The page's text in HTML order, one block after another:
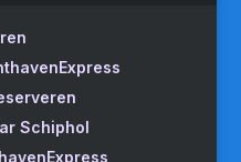
Schiphol